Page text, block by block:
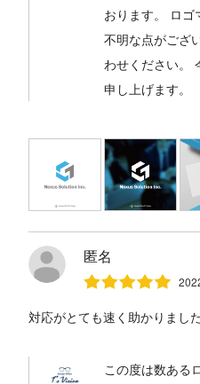
おります。 ロゴ
不明な点がござ
わせください。
申し上げます。
匿名
対応がとても速く助かりました
この度は数ある